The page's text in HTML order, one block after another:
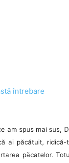
întrebare
am spus mai sus,
ai păcătuit,
păcatelor.